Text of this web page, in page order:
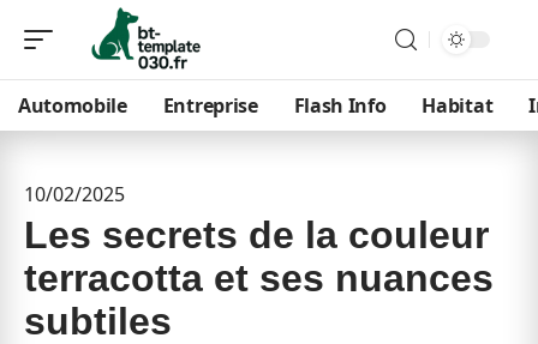
Automobile Entreprise Flash Info Habitat
10/02/2025
Les secrets de la couleur
terracotta et ses nuances
subtiles